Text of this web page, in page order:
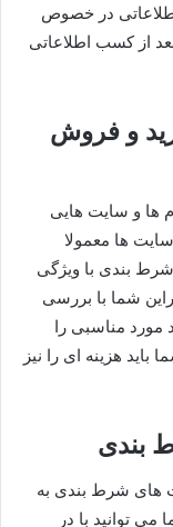
در خصوص
از کسب اطلاعاتی
و فروش
ها و سایت هایی
ها معمولا
بندی با ویژگی
شما با بررسی
مناسبی را
هزینه ای را نیز
بندی
های شرط بندی به
توانید با در